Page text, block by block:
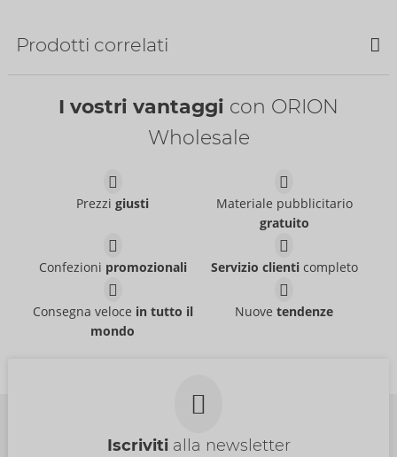
Liquid Vibrator Intense Orgasm 15 ml
Orgie
15 ml
Juicy Oral
24,95 €
Liquid Pulse
PI:29,95 €
15 ml
Prodotti correlati
Touro XXXL
06314260000
Dragon Intensifying
Cream Sensitive
Shunga
I vostri vantaggi con ORION
Wholesale
Prezzigiusti
Materiale pubblicitario
gratuito
Confezioni promozionali Servizio clienticompleto
Consegna veloce in tutto il
mondo
Nuovetendenze
Iscrivitialla newsletter